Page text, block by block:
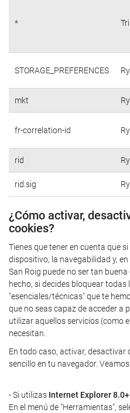
*
STORAGE_PREFERENCES
mkt
fr-correlation-id
rid
rid.sig
¿Cómo activar,
cookies?
Tienes que tener en cuenta que
dispositivo, la navegabilidad y,
San Roig puede no ser tan
hecho, si decides bloquear
"esenciales/técnicas" que te
que no seas capaz de acceder a
utilizar aquellos servicios (como
necesitan.
En todo caso, activar, desactivar
sencillo en tu navegador.
- Si utilizas Internet Explorer 8.0+
En el menú de "Herramientas",